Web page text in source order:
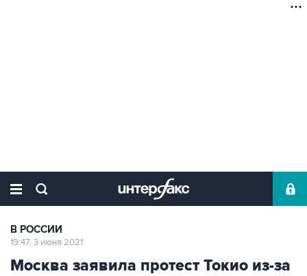
В РОССИИ
19:47, 3 июня 2021
Москва заявила протест Токио из-за